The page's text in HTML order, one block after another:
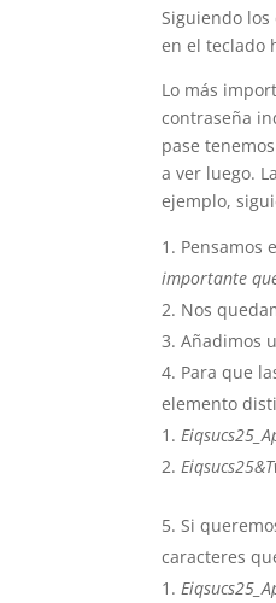
Siguiendo
en el teclado
Lo más
contraseña
pase
a ver luego.
ejemplo,
Pensamos
importante
Nos
Añadimos
Para que
elemento
Si
caracteres